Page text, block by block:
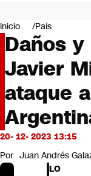
Negocios
Deportes
Programas
Cultura
Servicios
Bits
CNN Data
CNN tiempo
Futuro 360
Inicio País
Daños
Javier
ataque
20- 12- 2023 13:15
Por Juan Andrés
LO